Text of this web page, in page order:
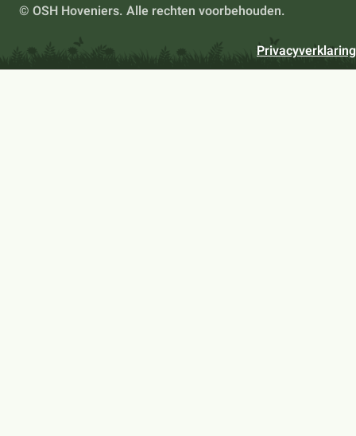
© OSH Hoveniers. Alle rechten voorbehouden.
Privacyverklaring